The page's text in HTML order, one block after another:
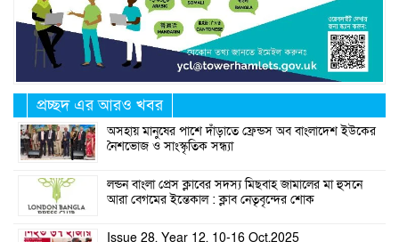
প্রচ্ছদ এর আরও খবর
অসহায় মানুষের পাশে দাঁড়াতে ফ্রেন্ডস অব বাংলাদেশ ইউকের
নৈশভোজ ও সাংস্কৃতিক সন্ধ্যা
লন্ডন বাংলা প্রেস ক্লাবের সদস্য মিছবাহ জামালের মা হুসনে
আরা বেগমের ইন্তেকাল : ক্লাব নেতৃবৃন্দের শোক